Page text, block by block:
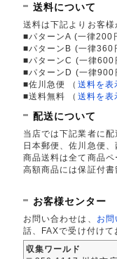
送料について
送料は下記よりお客様
■パターンA (一律200
■パターンB (一律360
■パターンC (一律600
■パターンD (一律900
■佐川急便
（ 送料を表
■送料無料
（ 送料を表
配送について
当店では下記業者に配
日本郵便、佐川急便
商品送料は全て商品ペ
高額商品には保証付書
お客様センター
お問い合わせは、 お問
話、FAXで受け付けて
収集ワールド